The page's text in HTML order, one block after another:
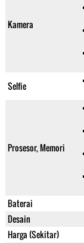
Kamera
Selfie
Prosesor, Memori
Baterai
Desain
Harga (Sekitar)